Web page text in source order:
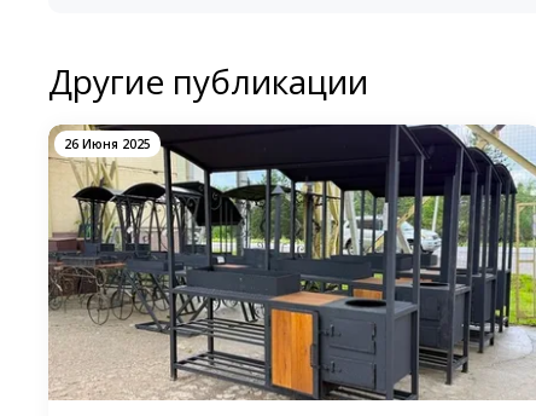
Другие публикации
26 Июня 2025